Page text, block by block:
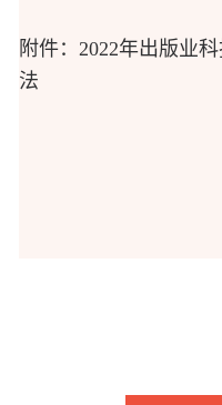
附件：2022年出版业
法